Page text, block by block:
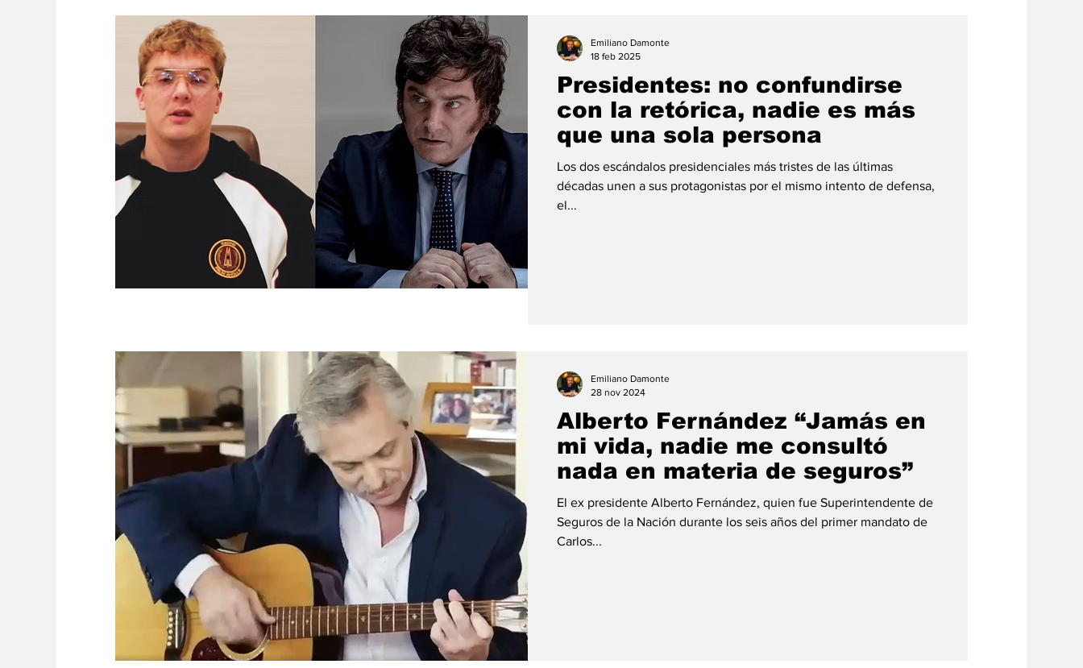
Presidentes: no confundirse
con la retórica, nadie es más
que una sola persona
Los dos escándalos presidenciales más tristes de las últimas
décadas unen a sus protagonistas por el mismo intento de defensa,
el...
Emiliano Damonte
18 feb 2025
Alberto Fernández “Jamás en
mi vida, nadie me consultó
nada en materia de seguros”
El ex presidente Alberto Fernández, quien fue Superintendente de
Seguros de la Nación durante los seis años del primer mandato de
Carlos...
Emiliano Damonte
28 nov 2024